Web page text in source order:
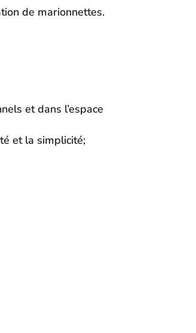
de marionnettes.
et dans l’espace
et la simplicité;